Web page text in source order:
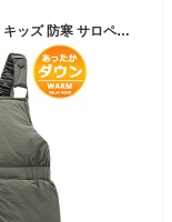
【タイムセール！3690円→3390円】中綿パンツ キッズ 防寒 サロペット 子供 ロングパンツ 厚手 子供服 男の子 女の子 ベビー服 通学 通園 秋冬 アウトドア 雪遊び 80cm 90cm 100cm 110cm 120cm